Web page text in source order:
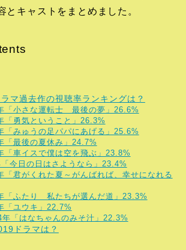
とキャストをまとめました。
マ過去作の視聴率ランキングは？
小さな運転士 最後の夢」26.6%
勇気ということ」26.3%
みゅうの足パパにあげる」25.6%
最後の夏休み」24.7%
車イスで僕は空を飛ぶ」23.8%
今日の日はさようなら」23.4%
君がくれた夏～がんばれば、幸せになれる
ふたり 私たちが選んだ道」23.3%
ユウキ」22.7%
「はなちゃんのみそ汁」22.3%
ドラマは？